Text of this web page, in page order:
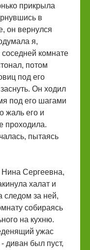
прикрыла
в
он вернулся
я,
комнате
потом
под его
Он ходил
под его шагами
жаль его и
проходила.
пытаясь
Нина Сергеевна,
халат и
следом за ней,
собираясь
на кухню.
ужас
диван был пуст,